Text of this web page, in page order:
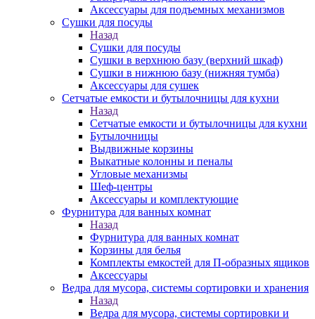
Аксессуары для подъемных механизмов
Сушки для посуды
Назад
Сушки для посуды
Сушки в верхнюю базу (верхний шкаф)
Сушки в нижнюю базу (нижняя тумба)
Аксессуары для сушек
Сетчатые емкости и бутылочницы для кухни
Назад
Сетчатые емкости и бутылочницы для кухни
Бутылочницы
Выдвижные корзины
Выкатные колонны и пеналы
Угловые механизмы
Шеф-центры
Аксессуары и комплектующие
Фурнитура для ванных комнат
Назад
Фурнитура для ванных комнат
Корзины для белья
Комплекты емкостей для П-образных ящиков
Аксессуары
Ведра для мусора, системы сортировки и хранения
Назад
Ведра для мусора, системы сортировки и